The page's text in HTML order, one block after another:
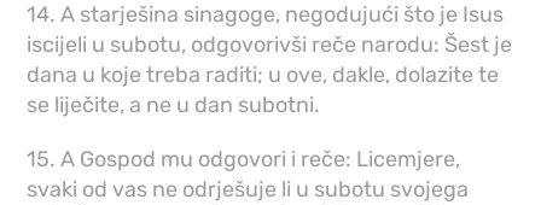
14. A starješina sinagoge, negodujući što je Isus
iscijeli u subotu, odgovorivši reče narodu: Šest je
dana u koje treba raditi; u ove, dakle, dolazite te
se liječite, a ne u dan subotni.
15. A Gospod mu odgovori i reče: Licemjere,
svaki od vas ne odrješuje li u subotu svojega